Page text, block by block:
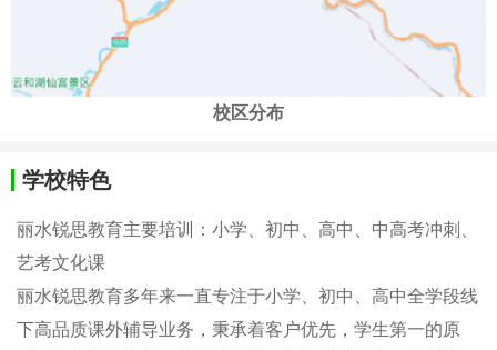
校区分布
学校特色
丽水锐思教育主要培训：小学、初中、高中、中高考冲刺、
艺考文化课
丽水锐思教育多年来一直专注于小学、初中、高中全学段线
下高品质课外辅导业务​，​秉承着客户优先，学生第一的原